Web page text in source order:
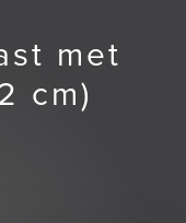
met
cm)